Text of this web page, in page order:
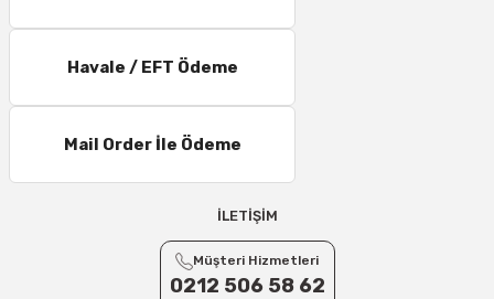
Havale / EFT Ödeme
Mail Order İle Ödeme
İLETİŞİM
Müşteri Hizmetleri
0212 506 58 62